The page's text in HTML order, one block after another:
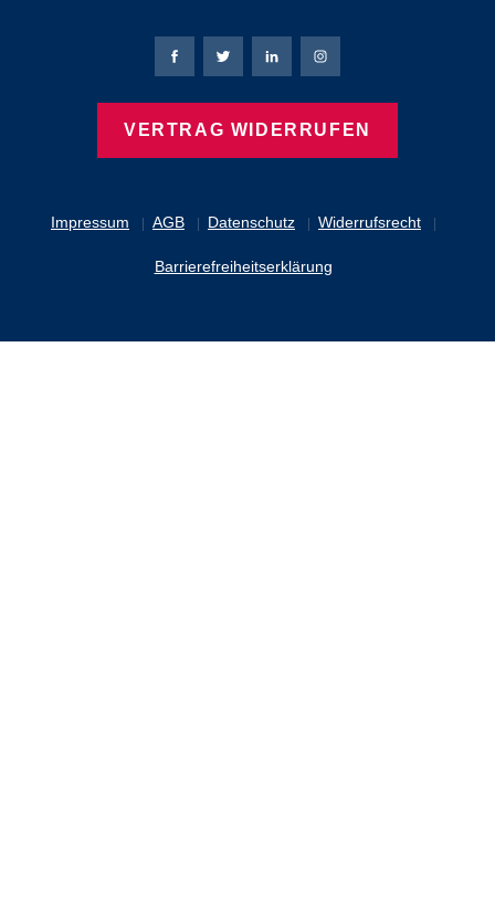
Impressum AGB Datenschutz Widerrufsrecht
Barrierefreiheitserklärung
Bierbaum-Proenen Facebook-Seite
Bierbaum-Proenen Twitter Seite
Bierbaum-Proenen LinkedIn
Bierbaum-Proenen
VERTRAG WIDERRUFEN